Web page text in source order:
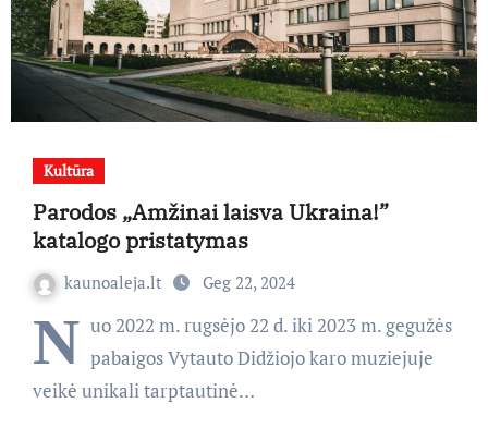
Kultūra
Parodos „Amžinai laisva Ukraina!”
katalogo pristatymas
kaunoaleja.lt Geg 22, 2024
N uo 2022 m. rugsėjo 22 d. iki 2023 m. gegužės
pabaigos Vytauto Didžiojo karo muziejuje
veikė unikali tarptautinė…